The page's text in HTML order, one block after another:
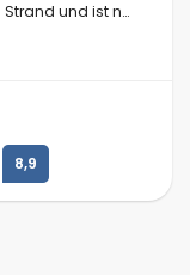
und ist nur
8,9